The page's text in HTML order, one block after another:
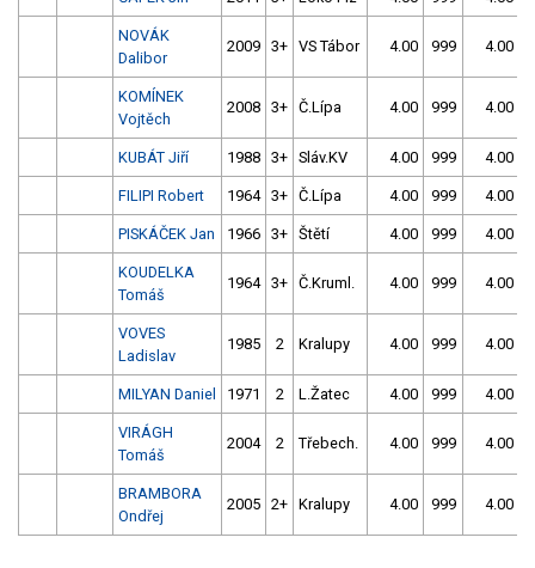
NOVÁK
Dalibor
2009 3+ VS Tábor 4.00 999 4.00
KOMÍNEK
Vojtěch
2008 3+ Č.Lípa 4.00 999 4.00
KUBÁT Jiří 1988 3+ Sláv.KV 4.00 999 4.00
FILIPI Robert 1964 3+ Č.Lípa 4.00 999 4.00
PISKÁČEK Jan 1966 3+ Štětí 4.00 999 4.00
KOUDELKA
Tomáš
1964 3+ Č.Kruml. 4.00 999 4.00
VOVES
Ladislav
1985 2 Kralupy 4.00 999 4.00
MILYAN Daniel 1971 2 L.Žatec 4.00 999 4.00
VIRÁGH
Tomáš
2004 2 Třebech. 4.00 999 4.00
BRAMBORA
Ondřej
2005 2+ Kralupy 4.00 999 4.00